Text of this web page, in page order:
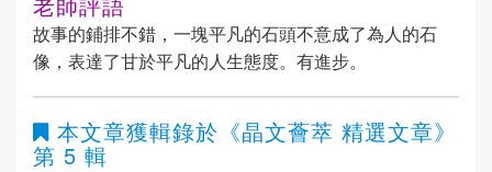
故事的鋪排不錯，一塊平凡的石頭不意成了為人的石
像，表達了甘於平凡的人生態度。有進步。
本文章獲輯錄於 《晶文薈萃 精選文章》
第 5 輯